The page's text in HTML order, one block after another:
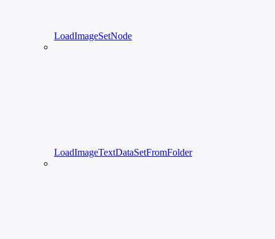
LoadImageSetNode
LoadImageTextDataSetFromFolder